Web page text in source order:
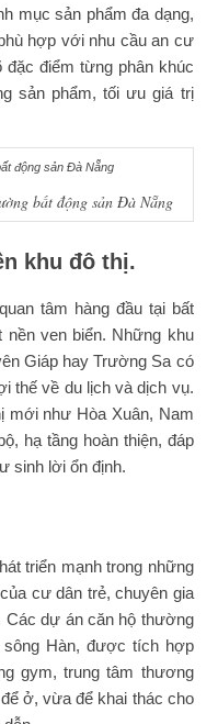
mục sản phẩm đa dạng,
hợp với nhu cầu an cư
điểm từng phân khúc
sản phẩm, tối ưu giá trị
bất động sản Đà Nẵng
khu đô thị.
tâm hàng đầu tại bất
ven biển. Những khu
Giáp hay Trường Sa có
thế về du lịch và dịch vụ.
mới như Hòa Xuân, Nam
hạ tầng hoàn thiện, đáp
sinh lời ổn định.
triển mạnh trong những
cư dân trẻ, chuyên gia
Các dự án căn hộ thường
Hàn, được tích hợp
gym, trung tâm thương
ở, vừa để khai thác cho